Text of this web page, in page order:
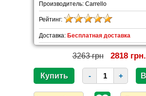
Производитель: Carrello
Рейтинг:
Доставка: Бесплатная доставка
3263 грн 2818 грн.
- +